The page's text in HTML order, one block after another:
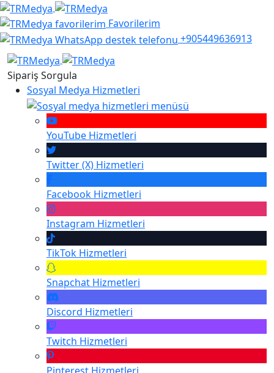
Favorilerim
+905449636913
Sipariş Sorgula
Sosyal Medya Hizmetleri
YouTube Hizmetleri
Twitter (X) Hizmetleri
Facebook Hizmetleri
Instagram Hizmetleri
TikTok Hizmetleri
Snapchat Hizmetleri
Discord Hizmetleri
Twitch Hizmetleri
Pinterest Hizmetleri